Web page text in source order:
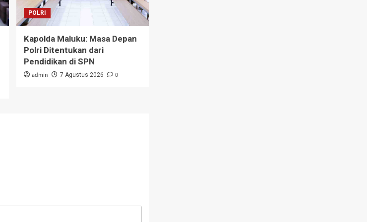
POLRI
Kapolda Maluku: Masa Depan
Polri Ditentukan dari
Pendidikan di SPN
admin 7 Agustus 2026 0